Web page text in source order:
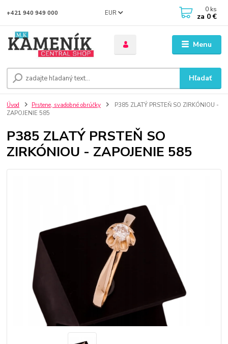
Menu
EUR
Hľadať
+421 940 949 000 0 ks
za 0 €
Úvod Prstene, svadobné obrúčky
P385 ZLATÝ PRSTEŇ SO ZIRKÓNIOU -
ZAPOJENIE 585
P385 ZLATÝ PRSTEŇ SO
ZIRKÓNIOU - ZAPOJENIE 585